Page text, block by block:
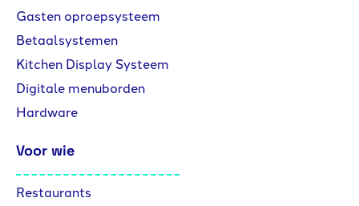
Gasten oproepsysteem
Betaalsystemen
Kitchen Display Systeem
Digitale menuborden
Hardware
Voor wie
Restaurants